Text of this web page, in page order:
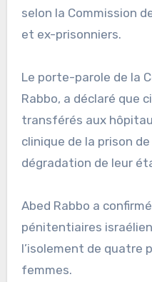
selon la Commission
et ex-prisonniers.
Le porte-parole de la
Rabbo, a déclaré que
transférés aux
clinique de la prison
dégradation de leur
Abed Rabbo a
pénitentiaires
l’isolement de quatre
femmes.